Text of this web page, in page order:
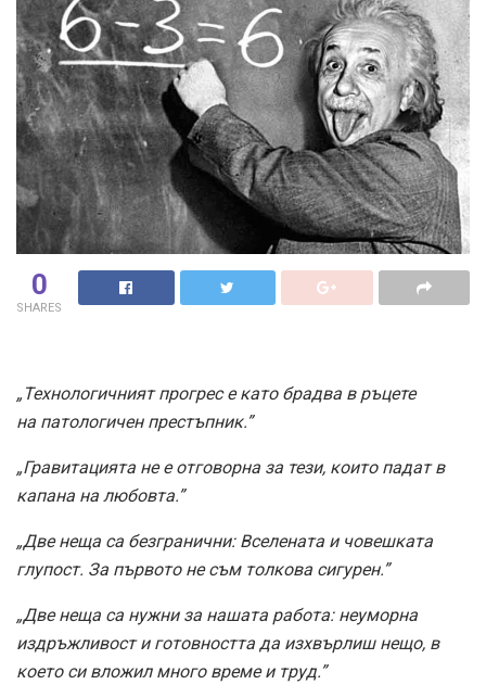
0
SHARES
„Технологичният прогрес е като брадва в ръцете
на патологичен престъпник.”
„Гравитацията не е отговорна за тези, които падат в
капана на любовта.”
„Две неща са безгранични: Вселената и човешката
глупост. За първото не съм толкова сигурен.”
„Две неща са нужни за нашата работа: неуморна
издръжливост и готовността да изхвърлиш нещо, в
което си вложил много време и труд.”